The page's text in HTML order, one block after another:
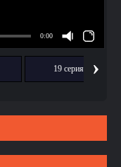
19 серия ›